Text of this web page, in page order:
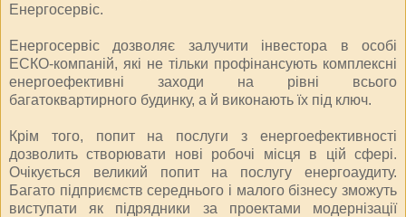
Енергосервіс.
Енергосервіс дозволяє залучити інвестора в особі
ЕСКО-компаній, які не тільки профінансують комплексні
енергоефективні заходи на рівні всього
багатоквартирного будинку, а й виконають їх під ключ.
Крім того, попит на послуги з енергоефективності
дозволить створювати нові робочі місця в цій сфері.
Очікується великий попит на послугу енергоаудиту.
Багато підприємств середнього і малого бізнесу зможуть
виступати як підрядники за проектами модернізації